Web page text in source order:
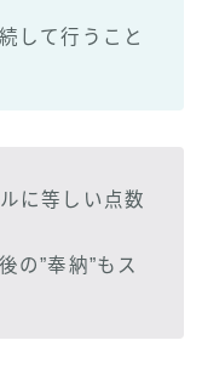
して行うこと
に等しい点数
の”奉納”もス